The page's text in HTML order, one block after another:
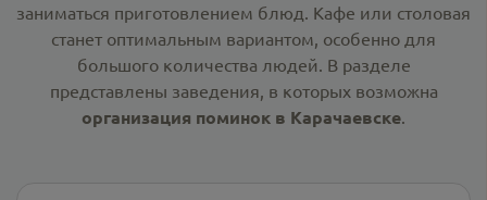
заниматься приготовлением блюд. Кафе или столовая
станет оптимальным вариантом, особенно для
большого количества людей. В разделе
представлены заведения, в которых возможна
организация поминок в Карачаевске.